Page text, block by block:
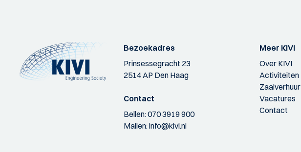
Bezoekadres
Prinsessegracht 23
2514 AP Den Haag
Contact
Bellen:070 3919 900
Mailen:info@kivi.nl
Meer KIVI
Over KIVI
Activiteiten
Zaalverhuur
Vacatures
Contact